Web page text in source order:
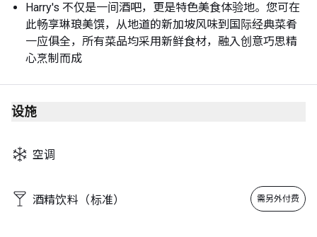
Sunday 00:00 - 23:59
Harry's 不仅是一间酒吧，更是特色美食体验地。您可在
此畅享琳琅美馔，从地道的新加坡风味到国际经典菜肴
一应俱全，所有菜品均采用新鲜食材，融入创意巧思精
心烹制而成
设施
空调
酒精饮料（标准） 需另外付费